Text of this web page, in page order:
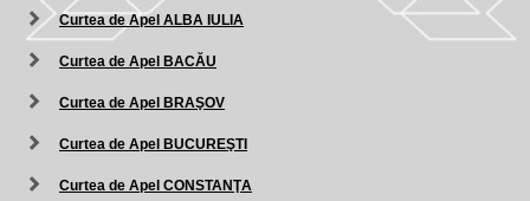
Curtea de Apel ALBA IULIA
Curtea de Apel BACĂU
Curtea de Apel BRAŞOV
Curtea de Apel BUCUREŞTI
Curtea de Apel CONSTANŢA